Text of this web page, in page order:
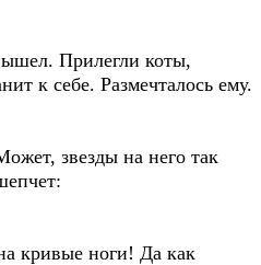
Прилегли коты,
к себе. Размечталось ему.
звезды на него так
кривые ноги! Да как